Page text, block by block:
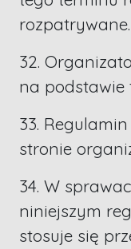
rozpatrywane.
32.
na podstawie
33.
stronie
34. W
niniejszym
stosuje się